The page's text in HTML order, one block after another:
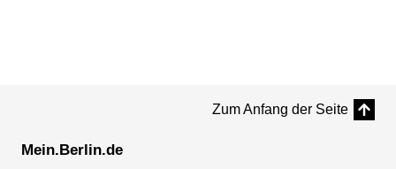
Zum Anfang der Seite
Mein.Berlin.de